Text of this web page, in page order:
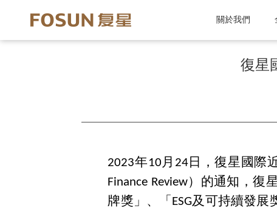
關於我們
復星
2023年10月24日，復星國際
Finance Review）的通知，
牌獎」、「ESG及可持續發